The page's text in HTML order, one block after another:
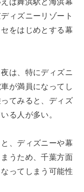
ィズニーリゾート
をはじめとする幕
は、特にディズニ
が満員になってし
てみると、ディズ
る人が多い。
、ディズニーや幕
うため、千葉方面
ってしまう可能性